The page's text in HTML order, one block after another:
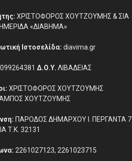
ΧΡΙΣΤΟΦΟΡΟΣ ΧΟΥΤΖΟΥΜΗΣ & ΣΙΑ
«ΔΙΑΒΗΜΑ»
Ιστοσελίδα: diavima.gr
099264381 Δ.Ο.Υ. ΛΙΒΑΔΕΙΑΣ
ΧΡΙΣΤΟΦΟΡΟΣ ΧΟΥΤΖΟΥΜΗΣ
ΧΟΥΤΖΟΥΜΗΣ
ΠΑΡΟΔΟΣ ΔΗΜΑΡΧΟΥ Ι. ΠΕΡΓΑΝΤΑ 7
Τ.Κ. 32131
2261027123, 2261023715